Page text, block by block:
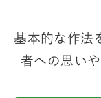
基本的な作法
者への思い